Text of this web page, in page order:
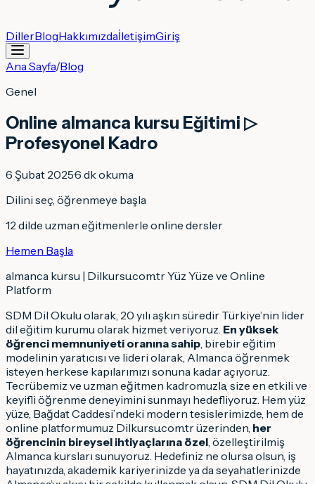
DillerBlogHakkımızdaİletişimGiriş
Ana Sayfa/Blog
Genel
Online almanca kursu Eğitimi ▷
Profesyonel Kadro
6 Şubat 2025·6 dk okuma
Dilini seç, öğrenmeye başla
12 dilde uzman eğitmenlerle online dersler
Hemen Başla
almanca kursu | Dilkursu.com.tr Yüz Yüze ve Online
Platform
SDM Dil Okulu olarak, 20 yılı aşkın süredir Türkiye’nin lider
dil eğitim kurumu olarak hizmet veriyoruz. En yüksek
öğrenci memnuniyeti oranına sahip , birebir eğitim
modelinin yaratıcısı ve lideri olarak, Almanca öğrenmek
isteyen herkese kapılarımızı sonuna kadar açıyoruz.
Tecrübemiz ve uzman eğitmen kadromuzla, size en etkili ve
keyifli öğrenme deneyimini sunmayı hedefliyoruz. Hem yüz
yüze, Bağdat Caddesi’ndeki modern tesislerimizde, hem de
online platformumuz Dilkursu.com.tr üzerinden, her
öğrencinin bireysel ihtiyaçlarına özel , özelleştirilmiş
Almanca kursları sunuyoruz. Hedefiniz ne olursa olsun, iş
hayatınızda, akademik kariyerinizde ya da seyahatlerinizde